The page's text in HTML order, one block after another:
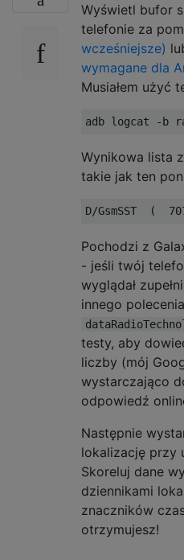
Wyświetl bufor
telefonie za
wcześniejsze)
wymagane dla
Musiałem użyć
Wynikowa lista
takie jak ten
Pochodzi z
- jeśli twój
wyglądał
innego
testy, aby
liczby (mój
wystarczająco
odpowiedź
Następnie
lokalizację przy
Skoreluj dane
dziennikami
znaczników
otrzymujesz!